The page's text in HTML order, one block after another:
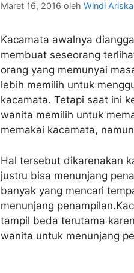
Maret 16, 2016 oleh Windi Ariska
Kacamata awalnya
membuat seseorang
orang yang memunyai
lebih memilih untuk
kacamata. Tetapi saat ini
wanita memilih untuk
memakai kacamata,
Hal tersebut dikarenakan
justru bisa menunjang
banyak yang mencari
menunjang
tampil beda terutama
wanita untuk menunjang